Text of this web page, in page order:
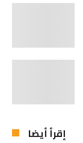
إقرأ أيضا